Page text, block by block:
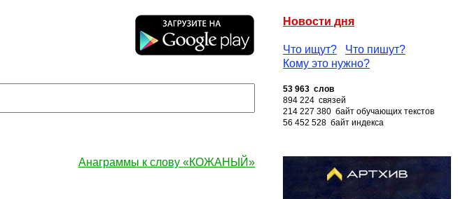
Новости дня
Что ищут?
Что пишут?
Кому это нужно?
53 963 слов
894 224 связей
214 227 380 байт обучающих текстов
56 452 528 байт индекса
Анаграммы к слову «КОЖАНЫЙ»